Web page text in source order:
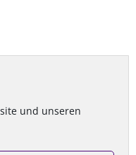
und unseren